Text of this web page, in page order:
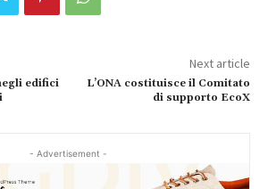
edifici
Next article
L’ONA costituisce il Comitato
di supporto EcoX
- Advertisement -